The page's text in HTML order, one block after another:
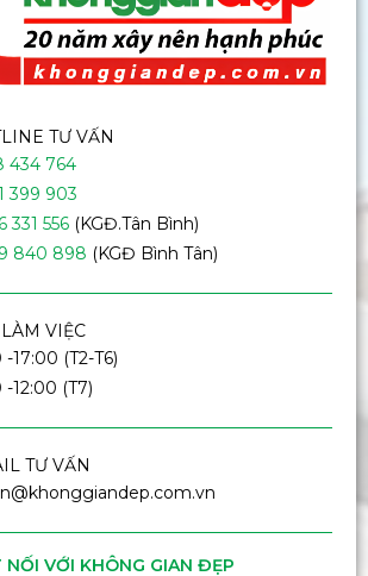
TƯ VẤN
434 764
399 903
331 556(KGĐ.Tân Bình)
840 898 (KGĐ Bình Tân)
VIỆC
17:00 (T2-T6)
12:00 (T7)
TƯ VẤN
NỐI VỚI KHÔNG GIAN ĐẸP